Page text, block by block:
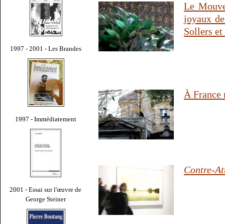
1997 - 2001 - Les Brandes
1997 - Immédiatement
2001 - Essai sur l'œuvre de
George Steiner
Le
joyaux
Sollers et
À France
Contre-